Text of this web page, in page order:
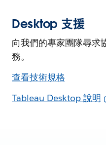
Desktop 支援
向我們的專家團隊尋求
務。
查看技術規格
Tableau Desktop 說明